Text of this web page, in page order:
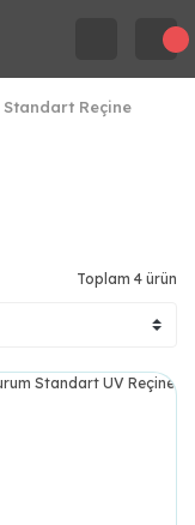
Standart Reçine
Toplam 4 ürün